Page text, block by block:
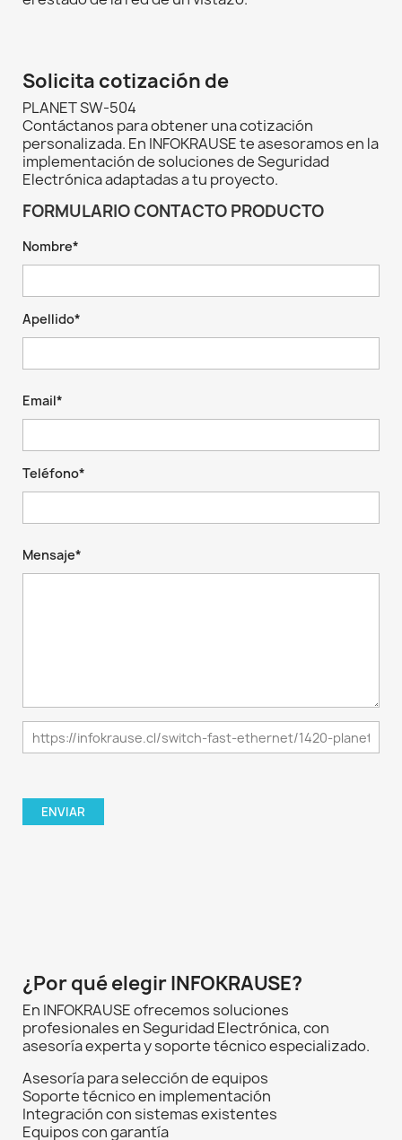
Solicita cotización de
PLANET SW-504
Contáctanos para obtener una cotización
personalizada. En INFOKRAUSE te asesoramos en la
implementación de soluciones de Seguridad
Electrónica adaptadas a tu proyecto.
FORMULARIO CONTACTO PRODUCTO
Nombre*
Apellido*
Email*
Teléfono*
Mensaje*
¿Por qué elegir INFOKRAUSE?
En INFOKRAUSE ofrecemos soluciones
profesionales en Seguridad Electrónica, con
asesoría experta y soporte técnico especializado.
Asesoría para selección de equipos
Soporte técnico en implementación
Integración con sistemas existentes
Equipos con garantía